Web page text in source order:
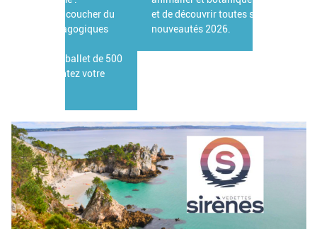
et de découvrir toutes ses grandes
nouveautés 2026.